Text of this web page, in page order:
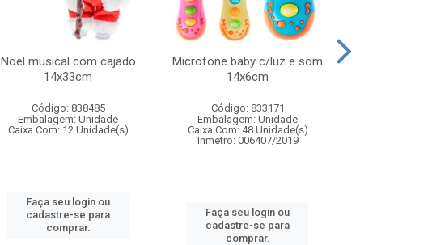
Noel musical com cajado
14x33cm
Código: 838485
Embalagem: Unidade
Caixa Com: 12 Unidade(s)
Faça seu login ou
cadastre-se para
comprar.
Microfone baby c/luz e som
14x6cm
Código: 833171
Embalagem: Unidade
Caixa Com: 48 Unidade(s)
Inmetro: 006407/2019
Faça seu login ou
cadastre-se para
comprar.